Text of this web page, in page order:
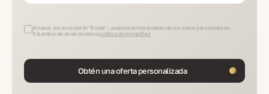
Al hacer clic en el botón "Enviar", aceptas el tratamiento de tus datos personales en
Estambul de acuerdo con la política de privacidad
Obtén una oferta personalizada